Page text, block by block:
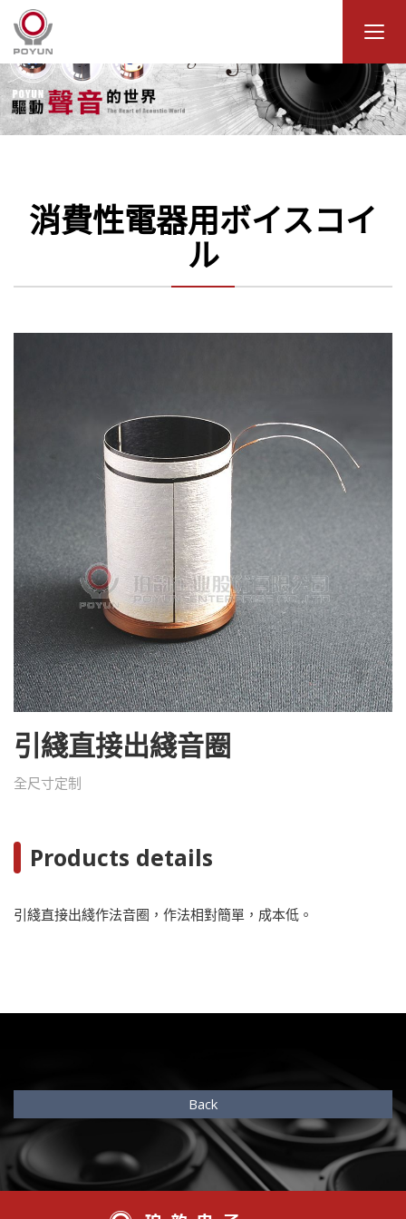
消費性電器用ボイスコイ
ル
引綫直接出綫音圈
全尺寸定制
Products details
引綫直接出綫作法音圈，作法相對簡單，成本低。
Back